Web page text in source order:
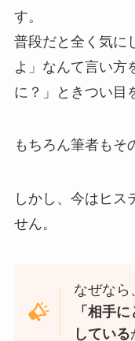
す。
普段だと全く気に
よ」なんて言い方
に？」ときつい目
もちろん筆者もそ
しかし、今はヒス
せん。
なぜなら
「相手
している